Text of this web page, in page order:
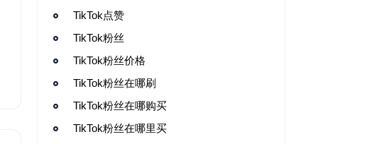
TikTok点赞
TikTok粉丝
TikTok粉丝价格
TikTok粉丝在哪刷
TikTok粉丝在哪购买
TikTok粉丝在哪里买